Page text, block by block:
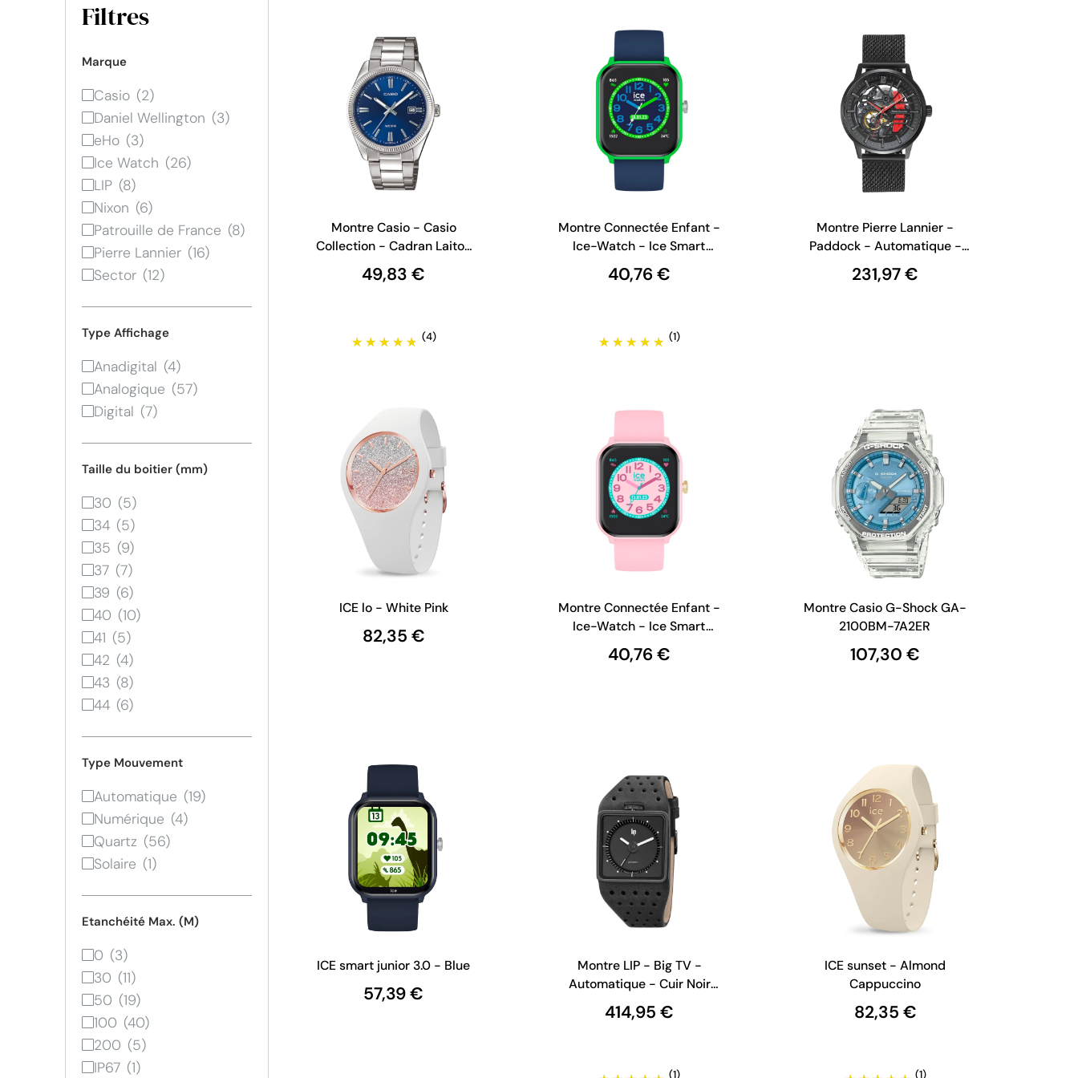
Filtres
Marque
Casio
Daniel Wellington
eHo
Ice Watch
LIP
Nixon
Patrouille de France
Pierre Lannier
Sector
Type Affichage
Anadigital
Analogique
Digital
Taille du boitier (mm)
30
34
35
37
39
40
41
42
43
44
Type Mouvement
Automatique
Numérique
Quartz
Solaire
Etanchéité Max. (M)
0
30
50
100
200
IP67
Montre Casio - Casio
Collection - Cadran Laiton
Bleu - MTP-1302PD-2AVEF
49,83 €
(4)
Montre Connectée Enfant -
Ice-Watch - Ice Smart
Junior - Blue Green
40,76 €
(1)
Montre Pierre Lannier -
Paddock - Automatique -
Squelette - Maille
338A439Milanaise Rouge
231,97 €
ICE lo - White Pink
82,35 €
Montre Connectée Enfant -
Ice-Watch - Ice Smart
Junior - Pink
40,76 €
Montre Casio G-Shock GA-
2100BM-7A2ER
107,30 €
ICE smart junior 3.0 - Blue
57,39 €
Montre LIP - Big TV -
Automatique - Cuir Noir
Perforé
414,95 €
(1)
ICE sunset - Almond
Cappuccino
82,35 €
(1)